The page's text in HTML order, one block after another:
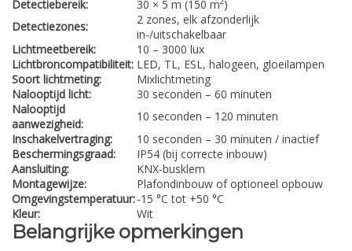
Detectiebereik:
30 × 5 m (150 m²)
Detectiezones:
2 zones, elk afzonderlijk
in-/uitschakelbaar
Lichtmeetbereik:
10 – 3000 lux
Lichtbroncompatibiliteit: LED, TL, ESL, halogeen, gloeilampen
Soort lichtmeting:
Mixlichtmeting
Nalooptijd licht:
30 seconden – 60 minuten
Nalooptijd
aanwezigheid:
10 seconden – 120 minuten
Inschakelvertraging:
10 seconden – 30 minuten / inactief
Beschermingsgraad:
IP54 (bij correcte inbouw)
Aansluiting:
KNX-busklem
Montagewijze:
Plafondinbouw of optioneel opbouw
Omgevingstemperatuur:-15 °C tot +50 °C
Kleur:
Wit
Belangrijke opmerkingen